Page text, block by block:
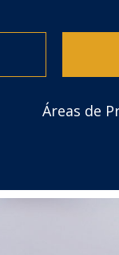
Áreas de